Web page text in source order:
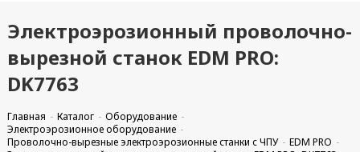
Электроэрозионный проволочно-
вырезной станок EDM PRO:
DK7763
Главная Каталог
Оборудование
Электроэрозионное оборудование
Проволочно-вырезные электроэрозионные станки с ЧПУ
EDM PRO